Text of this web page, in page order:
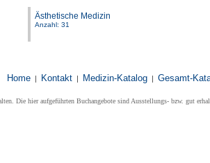
Ästhetische Medizin
Anzahl: 31
Home | Kontakt | Medizin-Katalog | Gesamt-
Die hier aufgeführten Buchangebote sind Ausstellungs- bzw. gut